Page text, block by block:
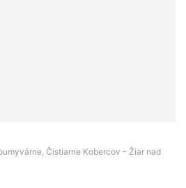
Čistiarne Kobercov - Žiar nad